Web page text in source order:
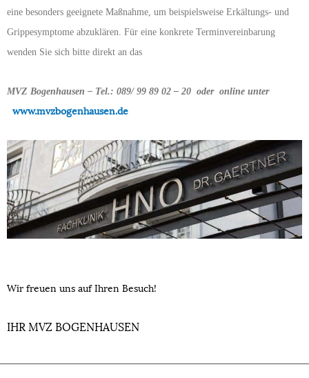
eine besonders geeignete Maßnahme, um beispielsweise Erkältungs- und
Grippesymptome abzuklären. Für eine konkrete Terminvereinbarung
wenden Sie sich bitte direkt an das
MVZ Bogenhausen – Tel.: 089/ 99 89 02 – 20 oder online unter
www.mvzbogenhausen.de
Wir freuen uns auf Ihren Besuch!
IHR MVZ BOGENHAUSEN